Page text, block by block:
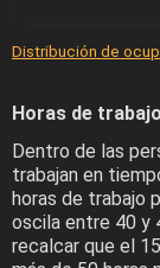
Distribución de
Horas de
Dentro de las
trabajan en
horas de trabajo
oscila entre 40 y
recalcar que el